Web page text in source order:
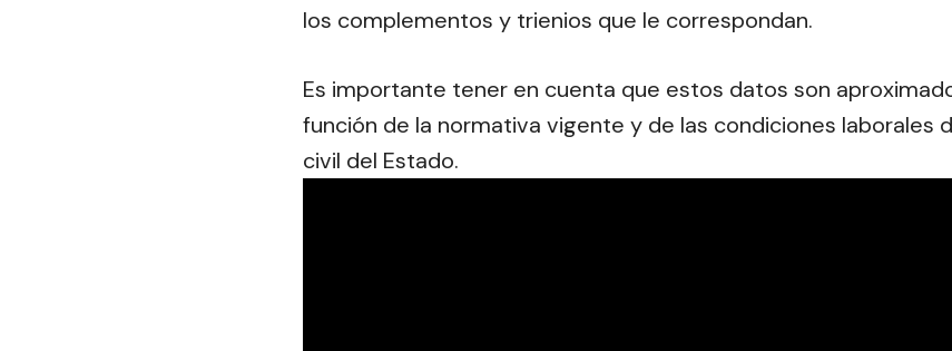
los complementos y trienios que le correspondan.
Es importante tener en cuenta que estos datos son
función de la normativa vigente y de las condiciones laborales
civil del Estado.